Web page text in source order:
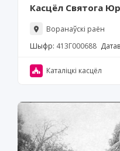
Касцёл Святога
Воранаўскі раён
Шыфр: 413Г000688
Каталіцкі касцёл